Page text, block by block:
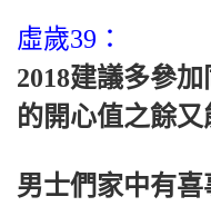
虛歲39：
2018建議多參
的開心值之餘又
男士們家中有喜